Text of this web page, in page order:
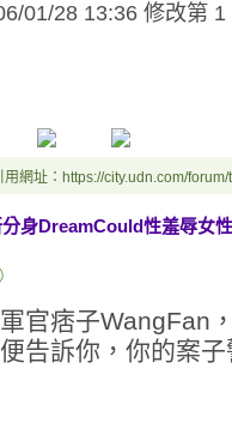
01/28 13:36 修改第 1
用網址：https://city.udn.com/
身DreamCould性羞辱女
官痞子WangFan
告訴你，你的案